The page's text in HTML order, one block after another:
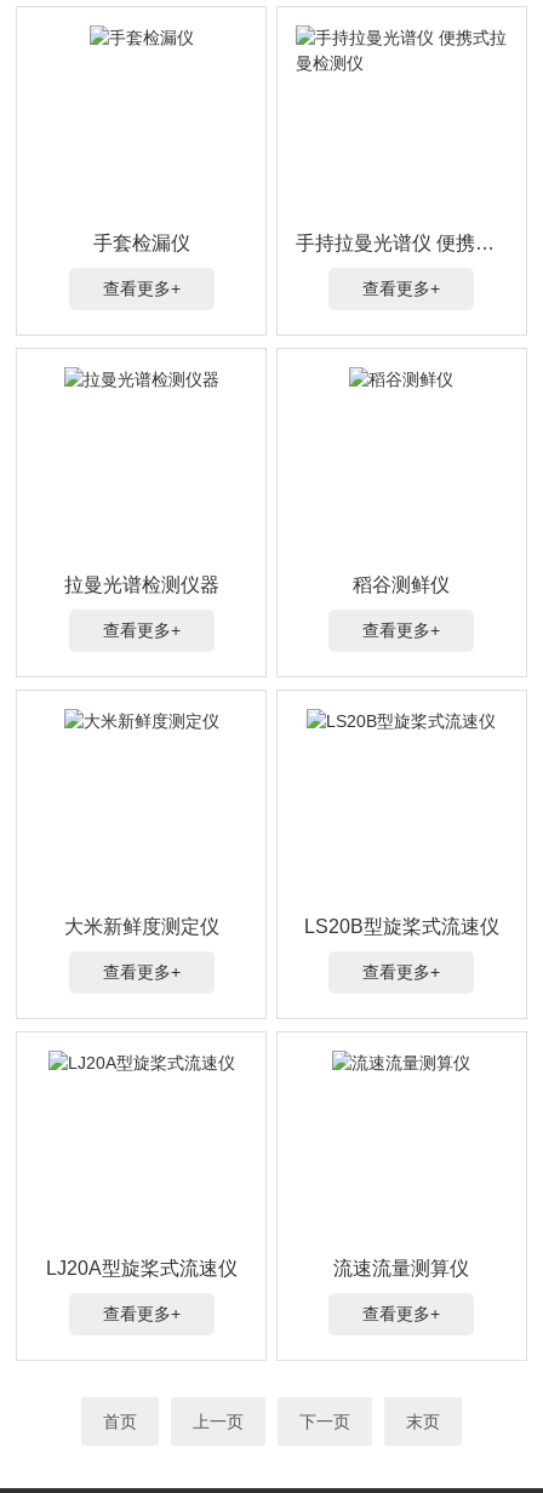
手套检漏仪
查看更多+
手持拉曼光谱仪 便携式拉曼检测仪
查看更多+
拉曼光谱检测仪器
查看更多+
稻谷测鲜仪
查看更多+
大米新鲜度测定仪
查看更多+
LS20B型旋桨式流速仪
查看更多+
LJ20A型旋桨式流速仪
查看更多+
流速流量测算仪
查看更多+
首页 上一页 下一页 末页